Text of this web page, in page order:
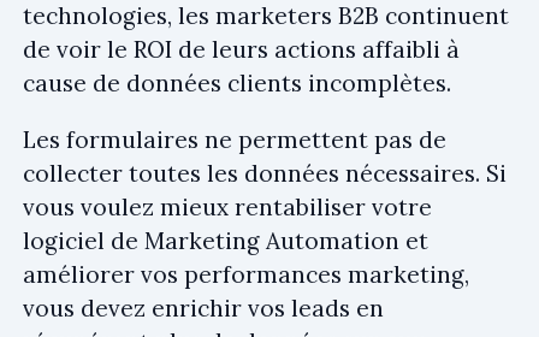
technologies, les marketers B2B continuent
de voir le ROI de leurs actions affaibli à
cause de données clients incomplètes.
Les formulaires ne permettent pas de
collecter toutes les données nécessaires. Si
vous voulez mieux rentabiliser votre
logiciel de Marketing Automation et
améliorer vos performances marketing,
vous devez enrichir vos leads en